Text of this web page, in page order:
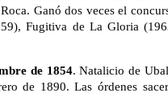
Ganó dos veces el
Fugitiva de La Gloria
de 1854. Natalicio de
de 1890. Las órdenes